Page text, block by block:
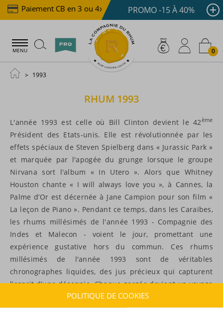
Paiement CB en 3 ou 4x dès 100 € Livraison
PROMO -15 À 40%
MENU 0
1993
RHUM 1993
L'année 1993 est celle où Bill Clinton devient le 42ème
Président des Etats-unis. Elle est révolutionnée par les
effets spéciaux de Steven Spielberg dans « Jurassic Park »
et marquée par l'apogée du grunge lorsque le groupe
Nirvana sort l'album « In Utero ». Alors que Whitney
Houston chante « I will always love you », à Cannes, la
Palme d’Or est décernée à Jane Campion pour son film «
La leçon de Piano ». Pendant ce temps, dans les Caraïbes,
les rhums millésimés de l'année 1993 - Compagnie des
Indes et Malecon - voient le jour, promettant une
expérience gustative hors du commun. Ces rhums
millésimés de l'année 1993 sont de véritables
chronographes liquides, des jus précieux qui capturent
l'esprit d'une décennie. Chaque gorgée devient un voyage
sensoriel, une plongée dans l'histoire d'un spiritueux
d'exception.
POLITIQUE DE COOKIES